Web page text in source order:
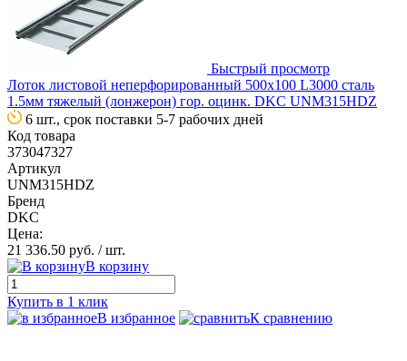
Быстрый просмотр
Лоток листовой неперфорированный 500х100 L3000 сталь
1.5мм тяжелый (лонжерон) гор. оцинк. DKC UNM315HDZ
6 шт., срок поставки 5-7 рабочих дней
Код товара
373047327
Артикул
UNM315HDZ
Бренд
DKC
Цена:
21 336.50 руб. / шт.
В корзину
Купить в 1 клик
В избранное
К сравнению